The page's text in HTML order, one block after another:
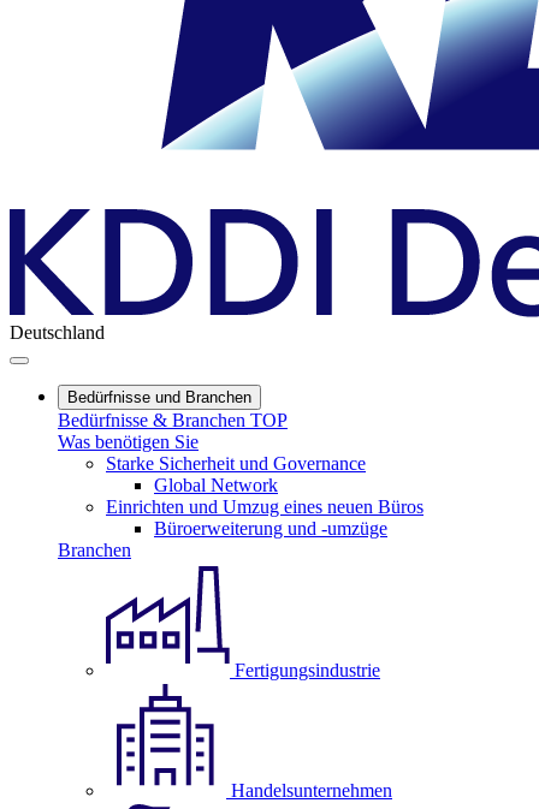
Deutschland
Bedürfnisse und Branchen
Bedürfnisse & Branchen TOP
Was benötigen Sie
Starke Sicherheit und Governance
Global Network
Einrichten und Umzug eines neuen Büros
Büroerweiterung und -umzüge
Branchen
Fertigungsindustrie
Handelsunternehmen